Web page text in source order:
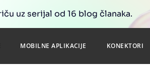
uz serijal od 16 blog članaka.
MOBILNE APLIKACIJE KONEKTORI